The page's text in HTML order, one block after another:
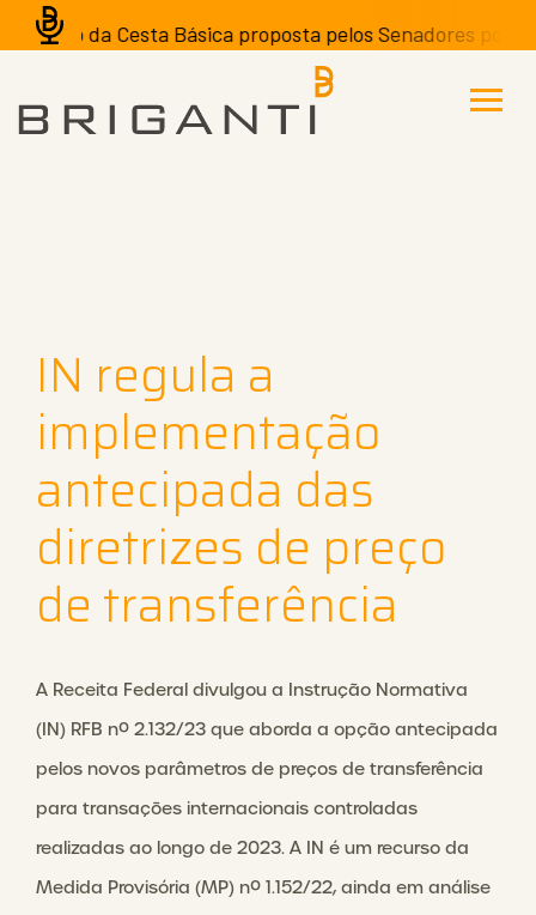
da Cesta Básica proposta pelos Senadores pode ter
IN regula a
implementação
antecipada das
diretrizes de preço
de transferência
A Receita Federal divulgou a Instrução Normativa
(IN) RFB nº 2.132/23 que aborda a opção antecipada
pelos novos parâmetros de preços de transferência
para transações internacionais controladas
realizadas ao longo de 2023. A IN é um recurso da
Medida Provisória (MP) nº 1.152/22, ainda em análise